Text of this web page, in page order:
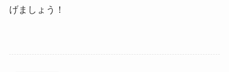
げましょう！